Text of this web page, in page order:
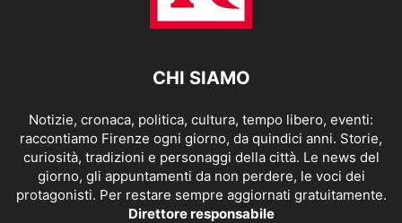
CHI SIAMO
Notizie, cronaca, politica, cultura, tempo libero, eventi:
raccontiamo Firenze ogni giorno, da quindici anni. Storie,
curiosità, tradizioni e personaggi della città. Le news del
giorno, gli appuntamenti da non perdere, le voci dei
protagonisti. Per restare sempre aggiornati gratuitamente.
Direttore responsabile